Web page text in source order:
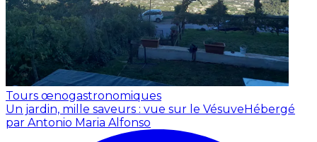
Tours œnogastronomiques
Un jardin, mille saveurs : vue sur le VésuveHébergé
par Antonio Maria Alfonso